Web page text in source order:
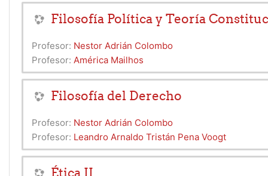
Filosofía Política y Teoría
Profesor: Nestor Adrián Colombo
Profesor: América Mailhos
Filosofía del Derecho
Profesor: Nestor Adrián Colombo
Profesor: Leandro Arnaldo Tristán Pena Voogt